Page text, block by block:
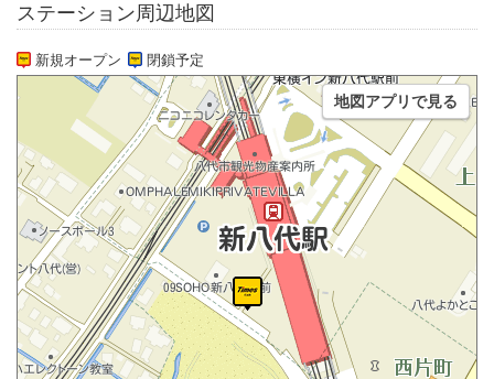
ステーション周辺地図
新規オープン 閉鎖予定
地図アプリで見る